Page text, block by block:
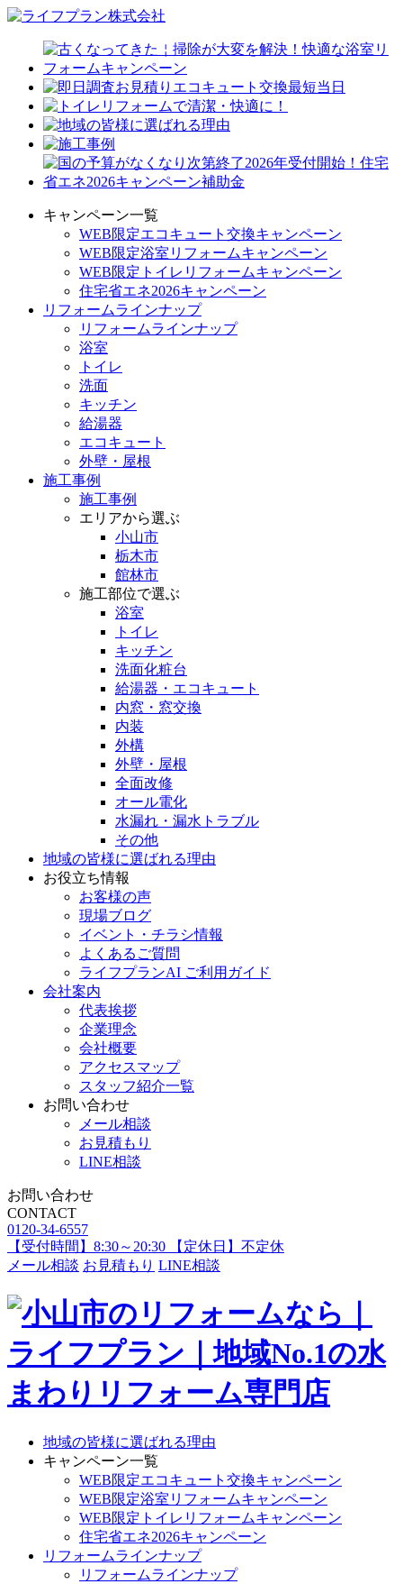
キャンペーン一覧
WEB限定エコキュート交換キャンペーン
WEB限定浴室リフォームキャンペーン
WEB限定トイレリフォームキャンペーン
住宅省エネ2026キャンペーン
リフォームラインナップ
リフォームラインナップ
浴室
トイレ
洗面
キッチン
給湯器
エコキュート
外壁・屋根
施工事例
施工事例
エリアから選ぶ
小山市
栃木市
館林市
施工部位で選ぶ
浴室
トイレ
キッチン
洗面化粧台
給湯器・エコキュート
内窓・窓交換
内装
外構
外壁・屋根
全面改修
オール電化
水漏れ・漏水トラブル
その他
地域の皆様に選ばれる理由
お役立ち情報
お客様の声
現場ブログ
イベント・チラシ情報
よくあるご質問
ライフプランAI ご利用ガイド
会社案内
代表挨拶
企業理念
会社概要
アクセスマップ
スタッフ紹介一覧
お問い合わせ
メール相談
お見積もり
LINE相談
お問い合わせ
CONTACT
0120-34-6557
【受付時間】8:30～20:30 【定休日】不定休
メール相談 お見積もり LINE相談
地域の皆様に選ばれる理由
キャンペーン一覧
WEB限定エコキュート交換キャンペーン
WEB限定浴室リフォームキャンペーン
WEB限定トイレリフォームキャンペーン
住宅省エネ2026キャンペーン
リフォームラインナップ
リフォームラインナップ